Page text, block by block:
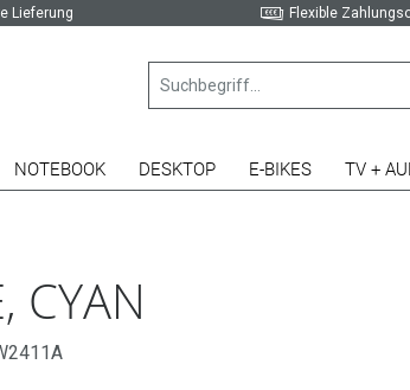
Lieferung Flexible
NOTEBOOK DESKTOP E-BIKES TV +
CYAN